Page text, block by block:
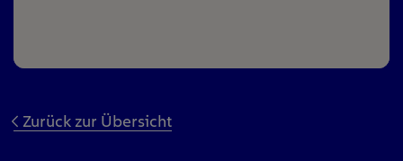
Zurück zur Übersicht